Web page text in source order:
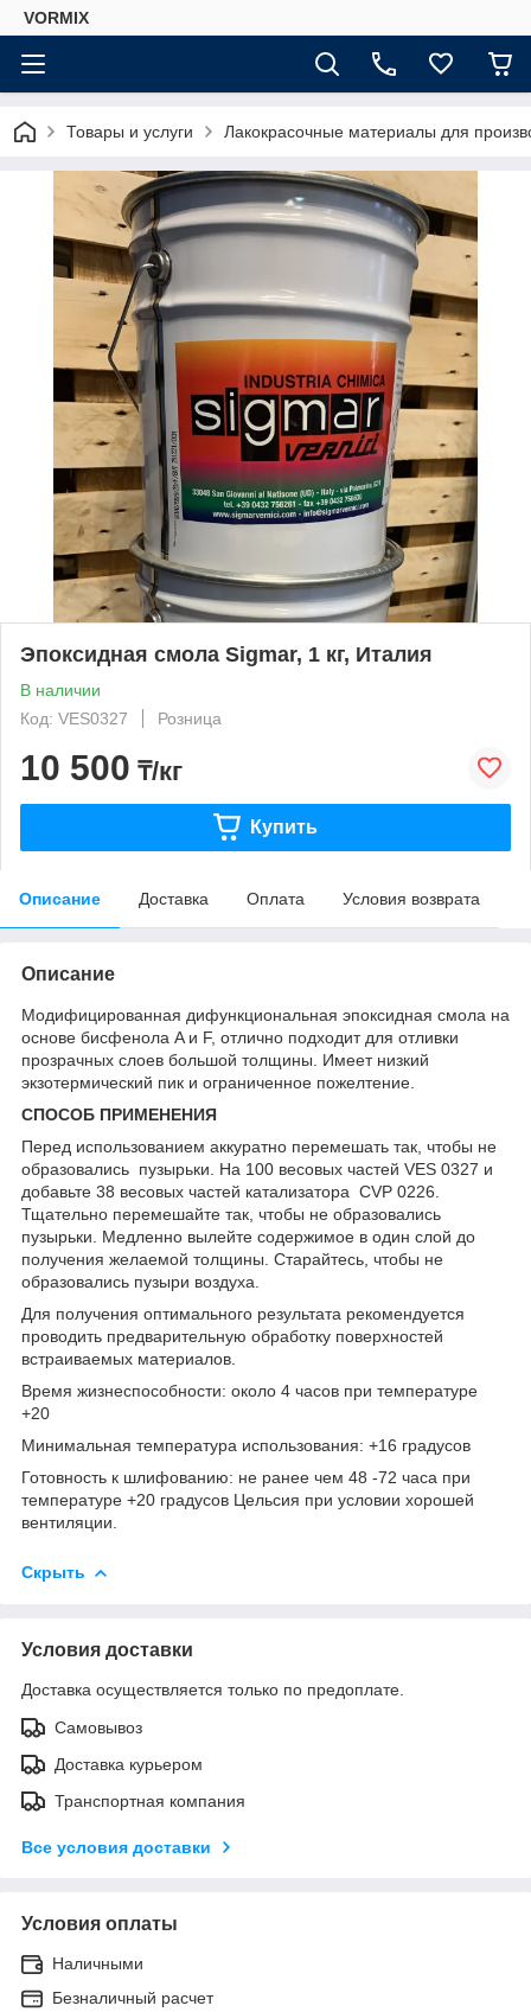
VORMIX
Товары и услуги Лакокрасочные материалы для
Эпоксидная смола Sigmar, 1 кг, Италия
В наличии
Код: VES0327
Розница
10 500 ₸/кг
Купить
Описание Доставка Оплата Условия возврата
Описание
Модифицированная дифункциональная эпоксидная смола на
основе бисфенола A и F, отлично подходит для отливки
прозрачных слоев большой толщины. Имеет низкий
экзотермический пик и ограниченное пожелтение.
СПОСОБ ПРИМЕНЕНИЯ
Перед использованием аккуратно перемешать так, чтобы не
образовались пузырьки. На 100 весовых частей VES 0327 и
добавьте 38 весовых частей катализатора CVP 0226.
Тщательно перемешайте так, чтобы не образовались
пузырьки. Медленно вылейте содержимое в один слой до
получения желаемой толщины. Старайтесь, чтобы не
образовались пузыри воздуха.
Для получения оптимального результата рекомендуется
проводить предварительную обработку поверхностей
встраиваемых материалов.
Время жизнеспособности: около 4 часов при температуре
+20
Минимальная температура использования: +16 градусов
Готовность к шлифованию: не ранее чем 48 -72 часа при
температуре +20 градусов Цельсия при условии хорошей
вентиляции.
Скрыть
Условия доставки
Доставка осуществляется только по предоплате.
Самовывоз
Доставка курьером
Транспортная компания
Все условия доставки
Условия оплаты
Наличными
Безналичный расчет